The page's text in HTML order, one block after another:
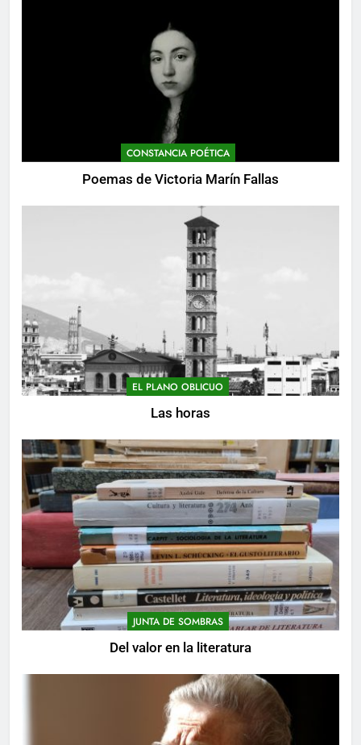
CONSTANCIA POÉTICA
Poemas de Victoria Marín Fallas
EL PLANO OBLICUO
Las horas
JUNTA DE SOMBRAS
Del valor en la literatura